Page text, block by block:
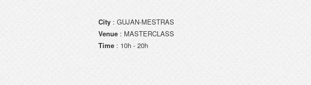
City: GUJAN-MESTRAS
Venue: MASTERCLASS
Time: 10h - 20h